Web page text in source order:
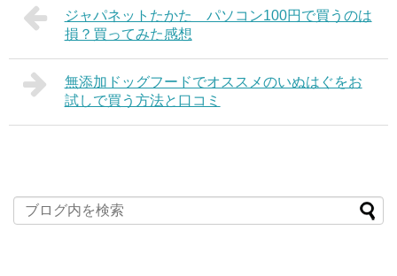
ジャパネットたかた パソコン100円で買うのは
損？買ってみた感想
無添加ドッグフードでオススメのいぬはぐをお
試しで買う方法と口コミ